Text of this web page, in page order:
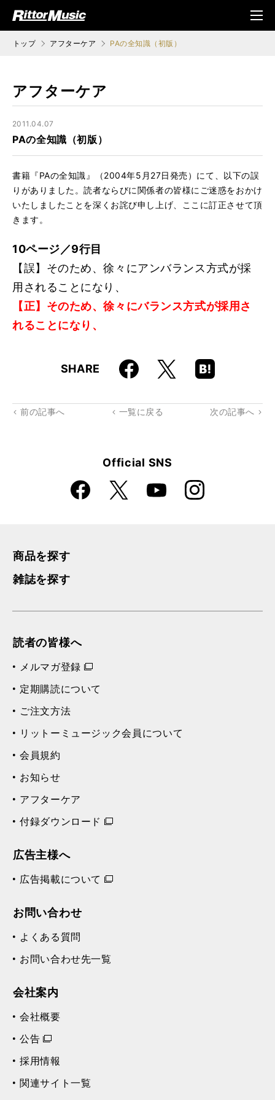
ジック (Rittor Musi
メニ
ュ
トップ アフターケア PAの全知識（初版）
アフターケア
2011.04.07
PAの全知識（初版）
書籍『PAの全知識』（2004年5月27日発売）にて、以下の誤
りがありました。読者ならびに関係者の皆様にご迷惑をおかけ
いたしましたことを深くお詫び申し上げ、ここに訂正させて頂
きます。
10ページ／9行目
【誤】そのため、徐々にアンバランス方式が採
用されることになり、
【正】そのため、徐々にバランス方式が採用さ
れることになり、
SHARE Faceboo
k
X
Hatena
Boo
rk
前の記事へ 一覧に戻る 次の記事へ
Official SNS
Faceboo
k
X YouTube Instagra
m
商品を探す
雑誌を探す
読者の皆様へ
メルマガ登録
定期購読について
ご注文方法
リットーミュージック会員について
会員規約
お知らせ
アフターケア
付録ダウンロード
広告主様へ
広告掲載について
お問い合わせ
よくある質問
お問い合わせ先一覧
会社案内
会社概要
公告
採用情報
関連サイト一覧